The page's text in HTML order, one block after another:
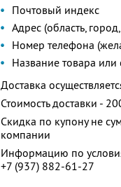
Почтовый индекс
Адрес (область,
Номер телефона
Название товара или
Доставка
Стоимость доставки -
Скидка по купону не
компании
Информацию по
+7 (937) 882-61-27